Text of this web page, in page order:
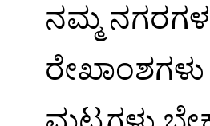
ನಮ್ಮ
ರೇಖಾಂಶಗಳು